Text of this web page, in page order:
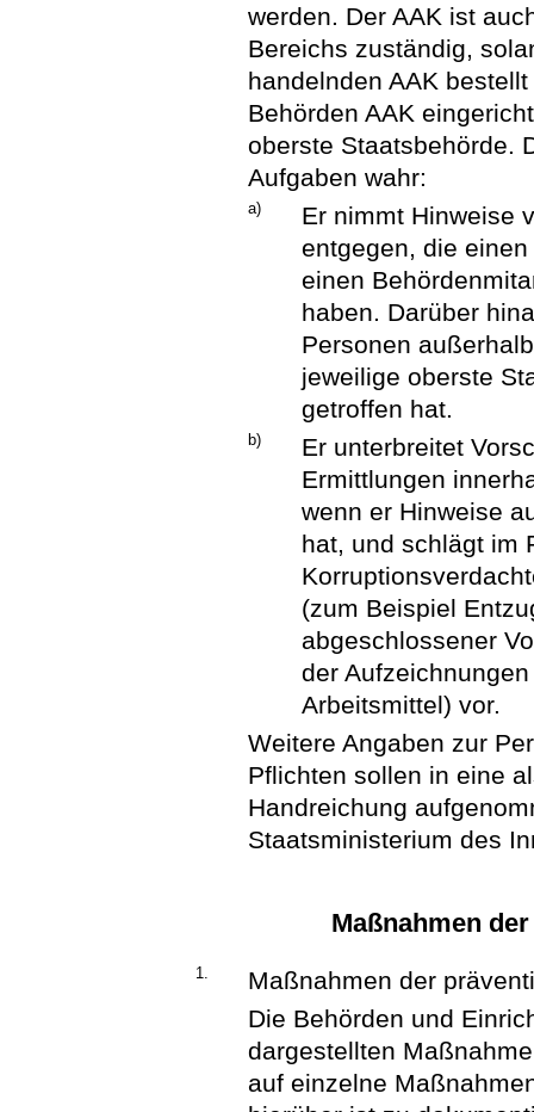
werden. Der AAK ist
Bereichs zuständig,
handelnden AAK
Behörden AAK
oberste Staatsbehörde.
Aufgaben wahr:
a)
Er nimmt Hinweise
entgegen, die
einen
haben. Darüber
Personen
jeweilige oberste
getroffen hat.
b)
Er unterbreitet
Ermittlungen
wenn er Hinweise
hat, und schlägt im
(zum Beispiel
abgeschlossener
der
Arbeitsmittel) vor.
Weitere Angaben zur
Pflichten sollen in eine
Handreichung
Staatsministerium des
Maßnahmen
1.
Maßnahmen der
Die Behörden und
dargestellten
auf einzelne